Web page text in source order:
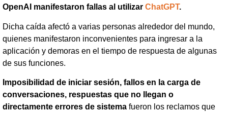
OpenAI manifestaron fallas al utilizar ChatGPT.
Dicha caída afectó a varias personas alrededor del mundo,
quienes manifestaron inconvenientes para ingresar a la
aplicación y demoras en el tiempo de respuesta de algunas
de sus funciones.
Imposibilidad de iniciar sesión, fallos en la carga de
conversaciones, respuestas que no llegan o
directamente errores de sistema fueron los reclamos que